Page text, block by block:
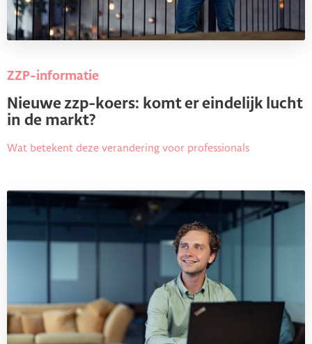
ZZP-informatie
Nieuwe zzp-koers: komt er eindelijk lucht
in de markt?
Wat betekent deze verandering voor professionals